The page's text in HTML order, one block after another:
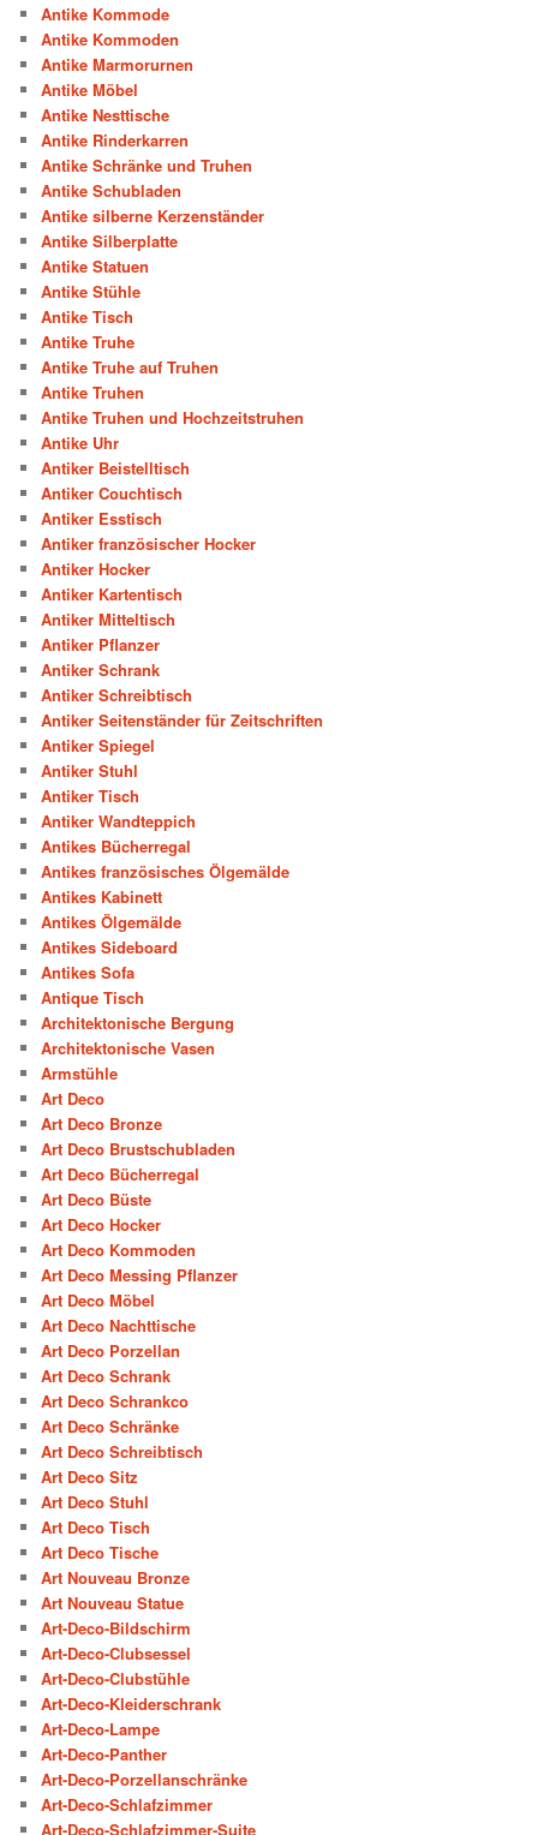
Antike Kommode
Antike Kommoden
Antike Marmorurnen
Antike Möbel
Antike Nesttische
Antike Rinderkarren
Antike Schränke und Truhen
Antike Schubladen
Antike silberne Kerzenständer
Antike Silberplatte
Antike Statuen
Antike Stühle
Antike Tisch
Antike Truhe
Antike Truhe auf Truhen
Antike Truhen
Antike Truhen und Hochzeitstruhen
Antike Uhr
Antiker Beistelltisch
Antiker Couchtisch
Antiker Esstisch
Antiker französischer Hocker
Antiker Hocker
Antiker Kartentisch
Antiker Mitteltisch
Antiker Pflanzer
Antiker Schrank
Antiker Schreibtisch
Antiker Seitenständer für Zeitschriften
Antiker Spiegel
Antiker Stuhl
Antiker Tisch
Antiker Wandteppich
Antikes Bücherregal
Antikes französisches Ölgemälde
Antikes Kabinett
Antikes Ölgemälde
Antikes Sideboard
Antikes Sofa
Antique Tisch
Architektonische Bergung
Architektonische Vasen
Armstühle
Art Deco
Art Deco Bronze
Art Deco Brustschubladen
Art Deco Bücherregal
Art Deco Büste
Art Deco Hocker
Art Deco Kommoden
Art Deco Messing Pflanzer
Art Deco Möbel
Art Deco Nachttische
Art Deco Porzellan
Art Deco Schrank
Art Deco Schrankco
Art Deco Schränke
Art Deco Schreibtisch
Art Deco Sitz
Art Deco Stuhl
Art Deco Tisch
Art Deco Tische
Art Nouveau Bronze
Art Nouveau Statue
Art-Deco-Bildschirm
Art-Deco-Clubsessel
Art-Deco-Clubstühle
Art-Deco-Kleiderschrank
Art-Deco-Lampe
Art-Deco-Panther
Art-Deco-Porzellanschränke
Art-Deco-Schlafzimmer
Art-Deco-Schlafzimmer-Suite